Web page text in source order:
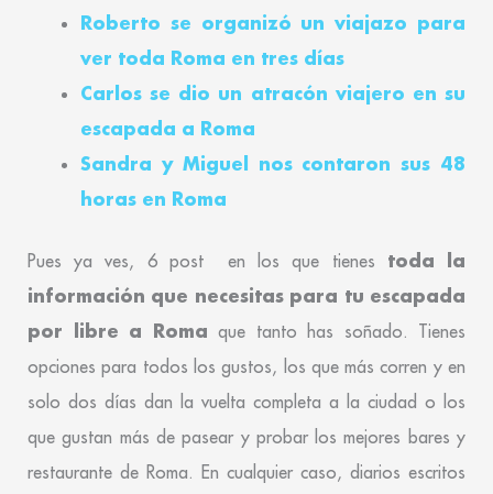
Roberto se organizó un viajazo para
ver toda Roma en tres días
Carlos se dio un atracón viajero en su
escapada a Roma
Sandra y Miguel nos contaron sus 48
horas en Roma
Pues ya ves, 6 post en los que tienes toda la
información que necesitas para tu escapada
por libre a Roma que tanto has soñado. Tienes
opciones para todos los gustos, los que más corren y en
solo dos días dan la vuelta completa a la ciudad o los
que gustan más de pasear y probar los mejores bares y
restaurante de Roma. En cualquier caso, diarios escritos